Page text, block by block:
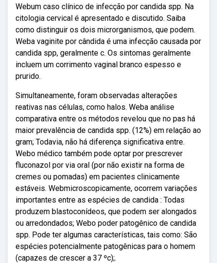
Webum caso clínico de infecção por candida spp. Na
citologia cervical é apresentado e discutido. Saiba
como distinguir os dois microrganismos, que podem.
Weba vaginite por cândida é uma infecção causada por
candida spp, geralmente c. Os sintomas geralmente
incluem um corrimento vaginal branco espesso e
prurido.
Simultaneamente, foram observadas alterações
reativas nas células, como halos. Weba análise
comparativa entre os métodos revelou que no pas há
maior prevalência de candida spp. (12%) em relação ao
gram; Todavia, não há diferença significativa entre.
Webo médico também pode optar por prescrever
fluconazol por via oral (por não existir na forma de
cremes ou pomadas) em pacientes clinicamente
estáveis. Webmicroscopicamente, ocorrem variações
importantes entre as espécies de candida : Todas
produzem blastoconídeos, que podem ser alongados
ou arredondados; Webo poder patogênico de candida
spp. Pode ter algumas características, tais como: São
espécies potencialmente patogênicas para o homem
(capazes de crescer a 37 ºc);.